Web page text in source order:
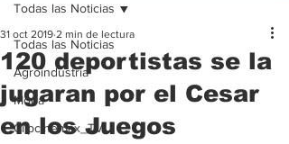
Todas las Noticias
Agroindustria
Moda
Clipcinemax_TV
Todas las Noticias
120 deportistas se la
jugaran por el Cesar
en los Juegos
31 oct 2019 2 min de lectura